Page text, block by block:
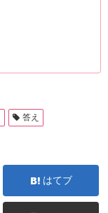
答え
はてブ